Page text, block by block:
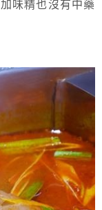
味精也沒有中藥